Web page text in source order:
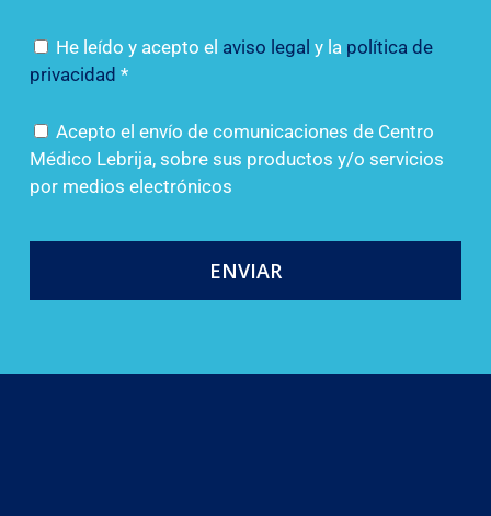
He leído y acepto el aviso legal y la política de
privacidad *
Acepto el envío de comunicaciones de Centro
Médico Lebrija, sobre sus productos y/o servicios
por medios electrónicos